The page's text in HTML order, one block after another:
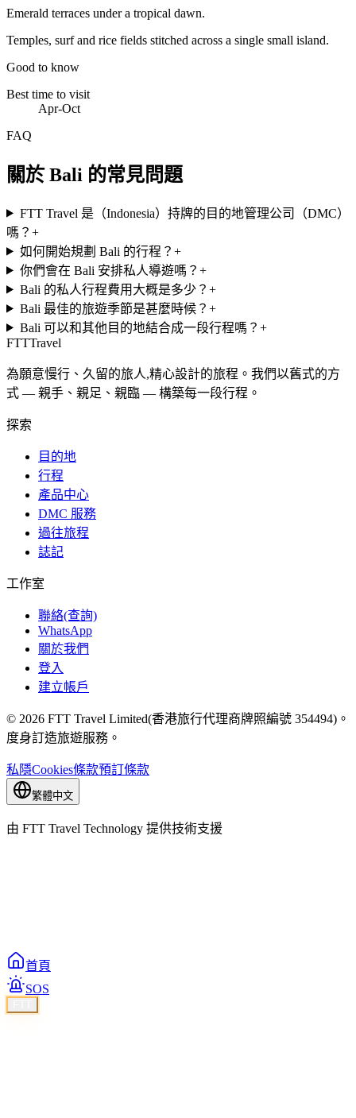
Emerald terraces under a tropical dawn.
Temples, surf and rice fields stitched across a single small island.
Good to know
Best time to visit
Apr-Oct
FAQ
關於 Bali 的常見問題
FTT Travel 是（Indonesia）持牌的目的地管理公司（DMC）
嗎？ +
如何開始規劃 Bali 的行程？ +
你們會在 Bali 安排私人導遊嗎？ +
Bali 的私人行程費用大概是多少？ +
Bali 最佳的旅遊季節是甚麼時候？ +
Bali 可以和其他目的地結合成一段行程嗎？ +
FTTTravel
為願意慢行、久留的旅人,精心設計的旅程。我們以舊式的方
式 — 親手、親足、親臨 — 構築每一段行程。
探索
目的地
行程
產品中心
DMC 服務
過往旅程
誌記
工作室
聯絡(查詢)
WhatsApp
關於我們
登入
建立帳戶
© 2026 FTT Travel Limited(香港旅行代理商牌照編號 354494)。
度身訂造旅遊服務。
私隱Cookies條款預訂條款
繁體中文
由 FTT Travel Technology 提供技術支援
首頁
SOS